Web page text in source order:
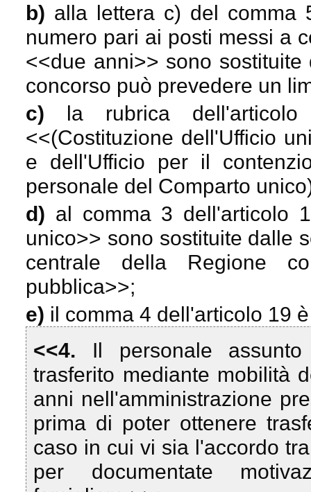
b) alla lettera c) del comma
numero pari ai posti messi a
<<due anni>> sono
concorso può prevedere un
c) la rubrica
<<(Costituzione dell'Ufficio
e dell'Ufficio per il
personale del Comparto
d) al comma 3 dell'articolo
unico>> sono sostituite dalle
centrale della Regione
pubblica>>;
e) il comma 4 dell'articolo 19
<<4. Il personale
trasferito mediante mobilità
anni nell'amministrazione
prima di poter ottenere
caso in cui vi sia l'accordo
per documentate